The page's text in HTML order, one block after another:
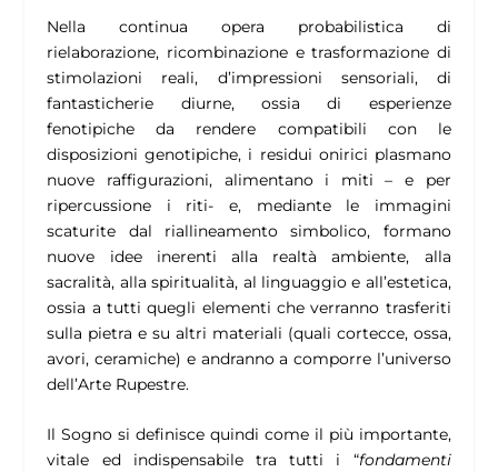
Nella continua opera probabilistica di
rielaborazione, ricombinazione e trasformazione di
stimolazioni reali, d’impressioni sensoriali, di
fantasticherie diurne, ossia di esperienze
fenotipiche da rendere compatibili con le
disposizioni genotipiche, i residui onirici plasmano
nuove raffigurazioni, alimentano i miti – e per
ripercussione i riti- e, mediante le immagini
scaturite dal riallineamento simbolico, formano
nuove idee inerenti alla realtà ambiente, alla
sacralità, alla spiritualità, al linguaggio e all’estetica,
ossia a tutti quegli elementi che verranno trasferiti
sulla pietra e su altri materiali (quali cortecce, ossa,
avori, ceramiche) e andranno a comporre l’universo
dell’Arte Rupestre.
Il Sogno si definisce quindi come il più importante,
vitale ed indispensabile tra tutti i “fondamenti